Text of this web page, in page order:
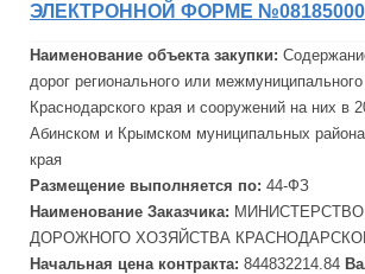
ЭЛЕКТРОННОЙ ФОРМЕ
Наименование объекта закупки:
дорог регионального или
Краснодарского края и сооружений на них в
Абинском и Крымском муниципальных
края
Размещение выполняется по: 44-ФЗ
Наименование Заказчика:
ДОРОЖНОГО ХОЗЯЙСТВА
Начальная цена контракта: 844832214.84